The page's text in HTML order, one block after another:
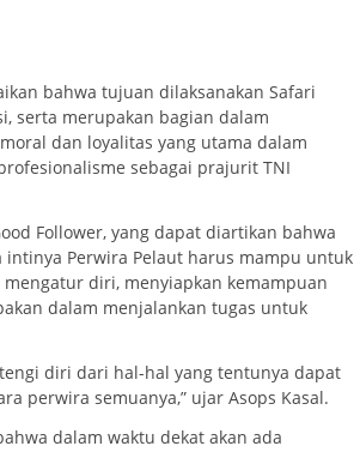
bahwa tujuan dilaksanakan Safari
serta merupakan bagian dalam
dan loyalitas yang utama dalam
sebagai prajurit TNI
Follower, yang dapat diartikan bahwa
Perwira Pelaut harus mampu untuk
diri, menyiapkan kemampuan
dalam menjalankan tugas untuk
diri dari hal-hal yang tentunya dapat
perwira semuanya,” ujar Asops Kasal.
dalam waktu dekat akan ada